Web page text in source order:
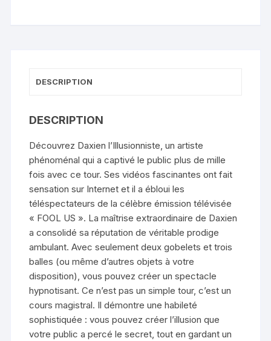
DESCRIPTION
DESCRIPTION
Découvrez Daxien l’Illusionniste, un artiste
phénoménal qui a captivé le public plus de mille
fois avec ce tour. Ses vidéos fascinantes ont fait
sensation sur Internet et il a ébloui les
téléspectateurs de la célèbre émission télévisée
« FOOL US ». La maîtrise extraordinaire de Daxien
a consolidé sa réputation de véritable prodige
ambulant. Avec seulement deux gobelets et trois
balles (ou même d’autres objets à votre
disposition), vous pouvez créer un spectacle
hypnotisant. Ce n’est pas un simple tour, c’est un
cours magistral. Il démontre une habileté
sophistiquée : vous pouvez créer l’illusion que
votre public a percé le secret, tout en gardant un